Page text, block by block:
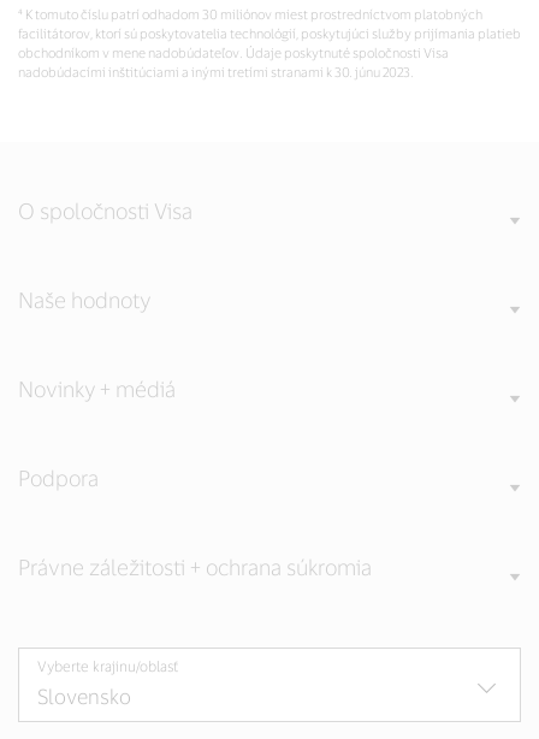
⁴ K tomuto číslu patrí odhadom 30 miliónov miest prostredníctvom platobných
facilitátorov, ktorí sú poskytovatelia technológií, poskytujúci služby prijímania platieb
obchodníkom v mene nadobúdateľov. Údaje poskytnuté spoločnosti Visa
nadobúdacími inštitúciami a inými tretími stranami k 30. júnu 2023.
O spoločnosti Visa
Naše hodnoty
Novinky + médiá
Podpora
Právne záležitosti + ochrana súkromia
Vyberte krajinu/oblasť